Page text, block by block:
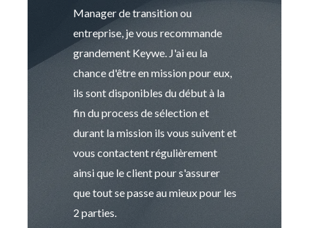
Manager de transition ou
entreprise, je vous recommande
grandement Keywe. J'ai eu la
chance d'être en mission pour eux,
ils sont disponibles du début à la
fin du process de sélection et
durant la mission ils vous suivent et
vous contactent régulièrement
ainsi que le client pour s'assurer
que tout se passe au mieux pour les
2 parties.